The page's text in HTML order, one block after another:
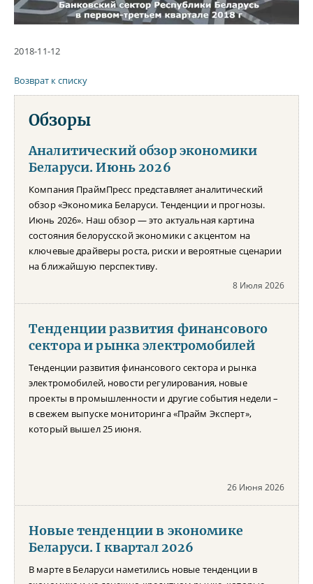
2018-11-12
Возврат к списку
Обзоры
Аналитический обзор экономики
Беларуси. Июнь 2026
Компания ПраймПресс представляет аналитический
обзор «Экономика Беларуси. Тенденции и прогнозы.
Июнь 2026». Наш обзор — это актуальная картина
состояния белорусской экономики с акцентом на
ключевые драйверы роста, риски и вероятные сценарии
на ближайшую перспективу.
8 Июля 2026
Тенденции развития финансового
сектора и рынка электромобилей
Тенденции развития финансового сектора и рынка
электромобилей, новости регулирования, новые
проекты в промышленности и другие события недели –
в свежем выпуске мониторинга «Прайм Эксперт»,
который вышел 25 июня.
26 Июня 2026
Новые тенденции в экономике
Беларуси. I квартал 2026
В марте в Беларуси наметились новые тенденции в